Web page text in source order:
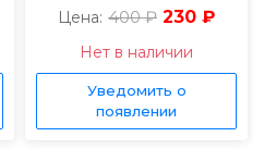
Цена: 400 ₽ 230 ₽
Нет в наличии
Уведомить о
появлении